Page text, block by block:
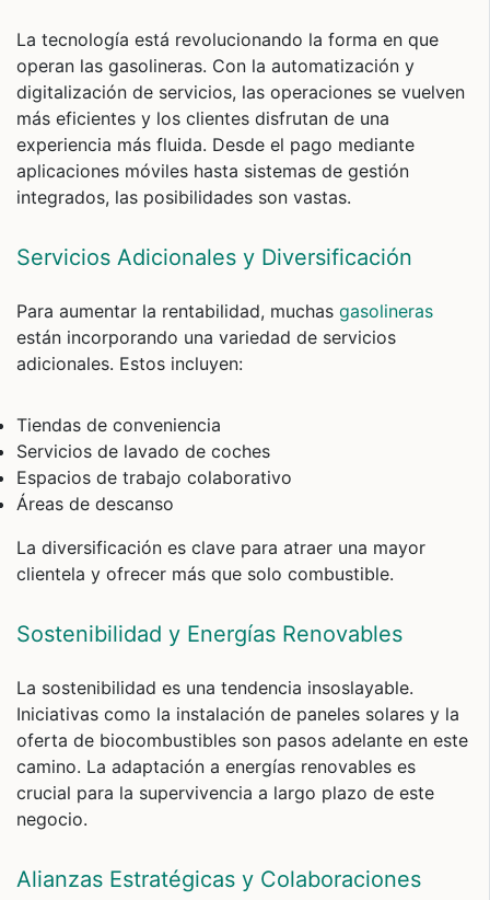
La tecnología está revolucionando la forma en que
operan las gasolineras. Con la automatización y
digitalización de servicios, las operaciones se vuelven
más eficientes y los clientes disfrutan de una
experiencia más fluida. Desde el pago mediante
aplicaciones móviles hasta sistemas de gestión
integrados, las posibilidades son vastas.
Servicios Adicionales y Diversificación
Para aumentar la rentabilidad, muchas gasolineras
están incorporando una variedad de servicios
adicionales. Estos incluyen:
Tiendas de conveniencia
Servicios de lavado de coches
Espacios de trabajo colaborativo
Áreas de descanso
La diversificación es clave para atraer una mayor
clientela y ofrecer más que solo combustible.
Sostenibilidad y Energías Renovables
La sostenibilidad es una tendencia insoslayable.
Iniciativas como la instalación de paneles solares y la
oferta de biocombustibles son pasos adelante en este
camino. La adaptación a energías renovables es
crucial para la supervivencia a largo plazo de este
negocio.
Alianzas Estratégicas y Colaboraciones